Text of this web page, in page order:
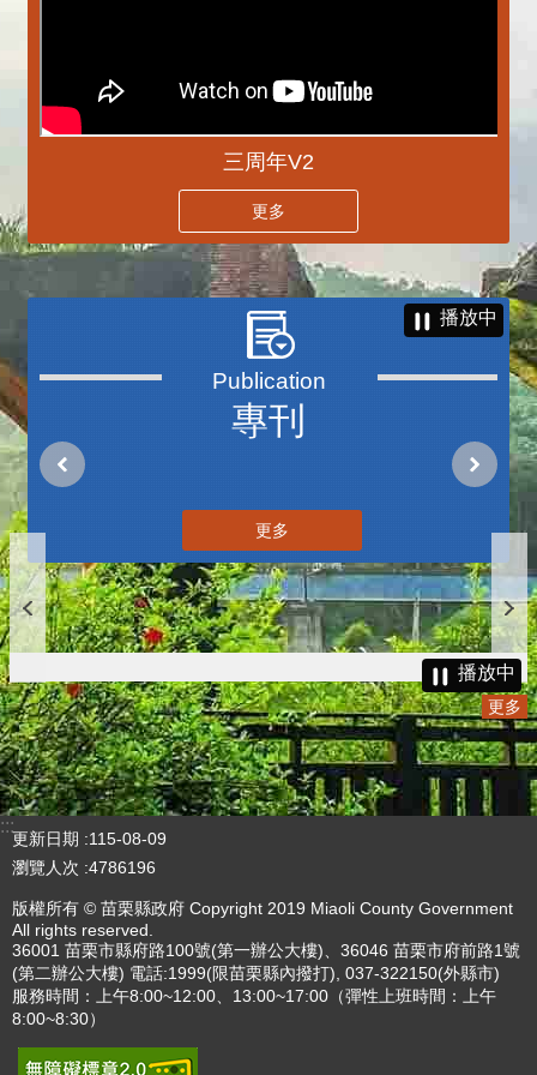
三周年V2
更多
專刊
播放中
更多
播放中
更多
:::
更新日期
115-08-09
瀏覽人次 4786196
版權所有 © 苗栗縣政府 Copyright 2019 Miaoli County Government
All rights reserved.
36001 苗栗市縣府路100號(第一辦公大樓)、36046 苗栗市府前路1號
(第二辦公大樓) 電話:1999(限苗栗縣內撥打), 037-322150(外縣市)
服務時間：上午8:00~12:00、13:00~17:00（彈性上班時間：上午
8:00~8:30）